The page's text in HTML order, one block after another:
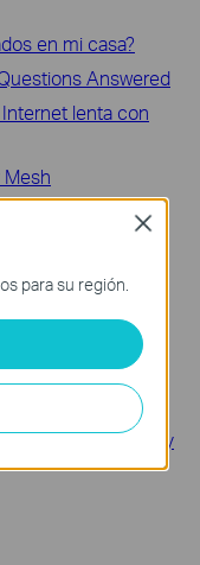
en mi casa?
Answered
lenta con
Deco X50-PoE
Level Mesh
(Even if you already
para su región.
Close